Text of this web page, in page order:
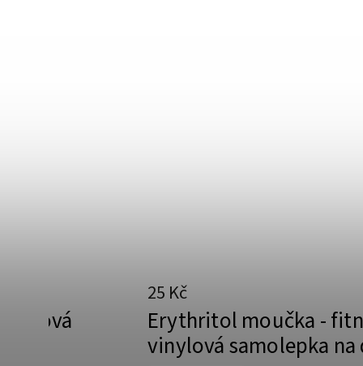
Erythritol moučka -
vinylová samolepka
25 Kč